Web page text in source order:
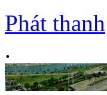
Phát thanh
.